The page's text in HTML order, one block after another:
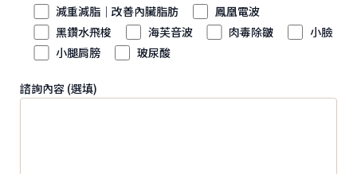
減重減脂｜改善內臟脂肪
鳳凰電波
黑鑽水飛梭
海芙音波 肉毒除皺
小臉
小腿肩膀
玻尿酸
諮詢內容 (選填)